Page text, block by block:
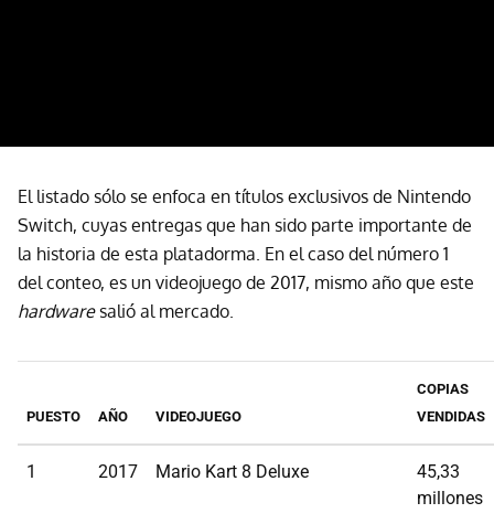
El listado sólo se enfoca en títulos exclusivos de Nintendo
Switch, cuyas entregas que han sido parte importante de
la historia de esta platadorma. En el caso del número 1
del conteo, es un videojuego de 2017, mismo año que este
hardwaresalió al mercado.
PUESTO AÑO VIDEOJUEGO
COPIAS
VENDIDAS
1 2017 Mario Kart 8 Deluxe
45,33
millones